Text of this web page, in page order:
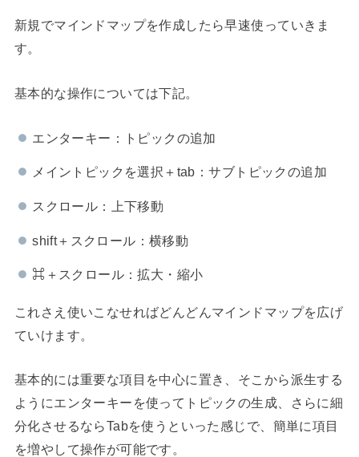
新規でマインドマップを作成したら早速使っていきま
す。
基本的な操作については下記。
エンターキー：トピックの追加
メイントピックを選択＋tab：サブトピックの追加
スクロール：上下移動
shift＋スクロール：横移動
⌘＋スクロール：拡大・縮小
これさえ使いこなせればどんどんマインドマップを広げ
ていけます。
基本的には重要な項目を中心に置き、そこから派生する
ようにエンターキーを使ってトピックの生成、さらに細
分化させるならTabを使うといった感じで、簡単に項目
を増やして操作が可能です。